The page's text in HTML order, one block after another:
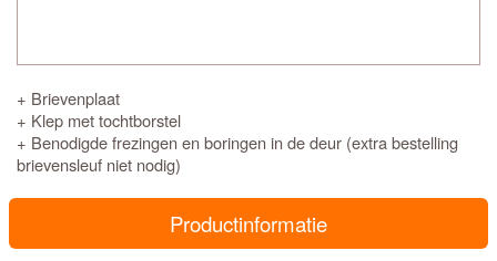
+ Brievenplaat
+ Klep met tochtborstel
+ Benodigde frezingen en boringen in de deur (extra bestelling
brievensleuf niet nodig)
Productinformatie